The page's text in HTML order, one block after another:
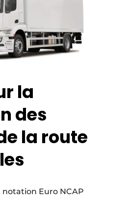
la
des
la route
Euro NCAP